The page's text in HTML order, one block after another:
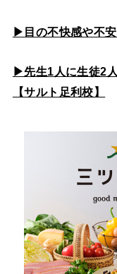
▶目の不快感や不安
▶先生1人に生徒2
【サルト足利校】